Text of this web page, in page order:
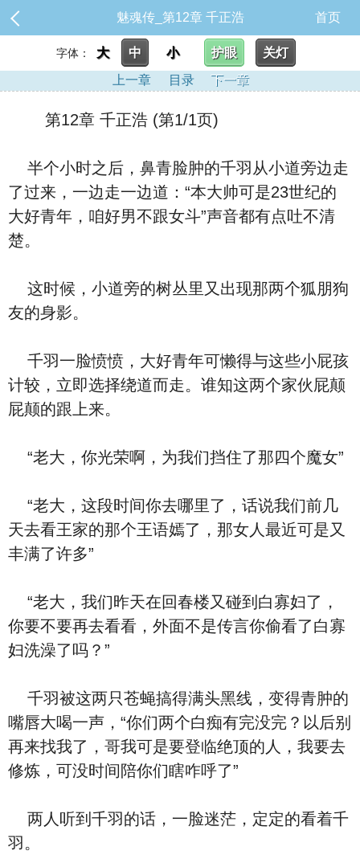
魅魂传_第12章 千正浩 首页
字体： 大 中 小 护眼
关灯
上一章
目录 下一章
第12章 千正浩 (第1/1页)
半个小时之后，鼻青脸肿的千羽从小道旁边走
了过来，一边走一边道：“本大帅可是23世纪的
大好青年，咱好男不跟女斗”声音都有点吐不清
楚。
这时候，小道旁的树丛里又出现那两个狐朋狗
友的身影。
千羽一脸愤愤，大好青年可懒得与这些小屁孩
计较，立即选择绕道而走。谁知这两个家伙屁颠
屁颠的跟上来。
“老大，你光荣啊，为我们挡住了那四个魔女”
“老大，这段时间你去哪里了，话说我们前几
天去看王家的那个王语嫣了，那女人最近可是又
丰满了许多”
“老大，我们昨天在回春楼又碰到白寡妇了，
你要不要再去看看，外面不是传言你偷看了白寡
妇洗澡了吗？”
千羽被这两只苍蝇搞得满头黑线，变得青肿的
嘴唇大喝一声，“你们两个白痴有完没完？以后别
再来找我了，哥我可是要登临绝顶的人，我要去
修炼，可没时间陪你们瞎咋呼了”
两人听到千羽的话，一脸迷茫，定定的看着千
羽。